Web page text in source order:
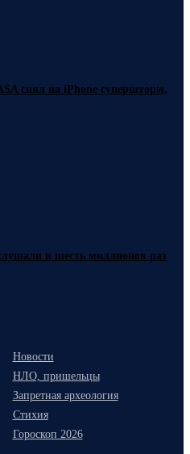
снял на iPhone супершторм,
в шесть миллионов раз
Новости
НЛО, пришельцы
Запретная археология
Стихия
Гороскоп 2026